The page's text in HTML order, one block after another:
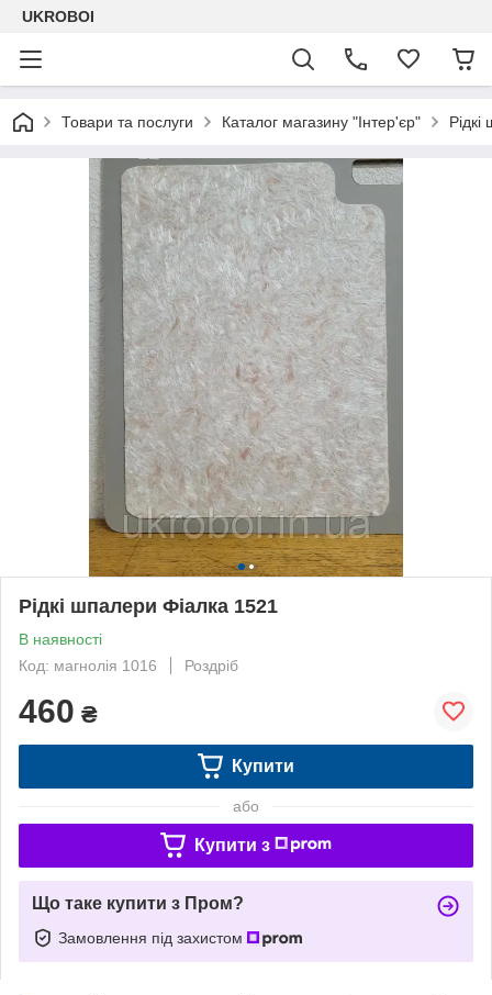
UKROBOI
Товари та послуги Каталог магазину "Інтер'єр"
Рідкі шпалери Фіалка 1521
В наявності
Код: магнолія 1016
Роздріб
460 ₴
Купити
або
Купити з
Що таке купити з Пром?
Замовлення під захистом